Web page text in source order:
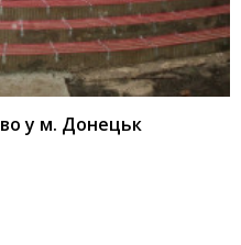
у м. Донецьк